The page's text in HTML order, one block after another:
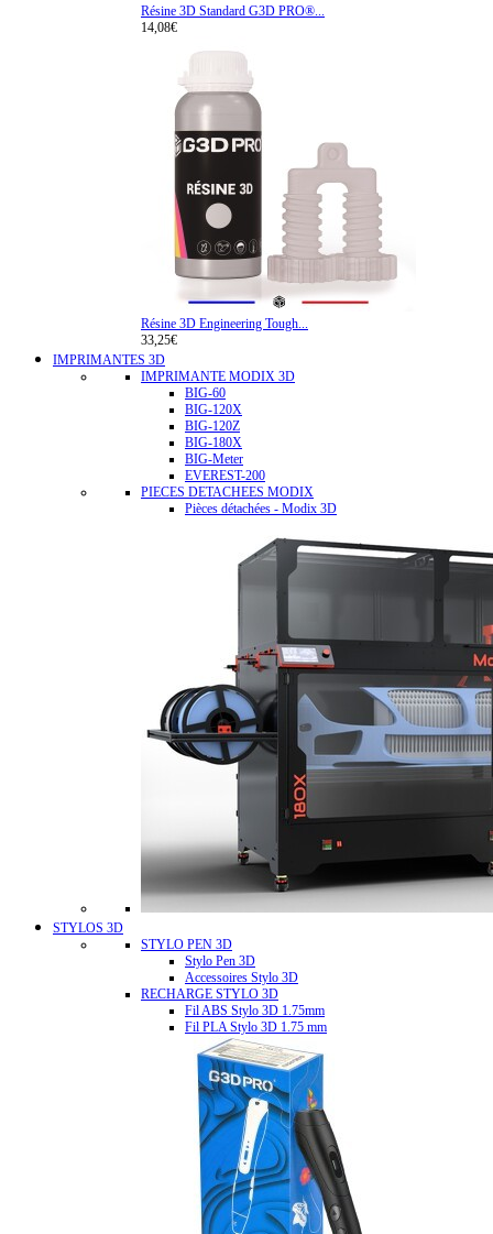
Résine 3D Standard G3D PRO®...
14,08€
Résine 3D Engineering Tough...
33,25€
IMPRIMANTES 3D
IMPRIMANTE MODIX 3D
BIG-60
BIG-120X
BIG-120Z
BIG-180X
BIG-Meter
EVEREST-200
PIECES DETACHEES MODIX
Pièces détachées - Modix 3D
STYLOS 3D
STYLO PEN 3D
Stylo Pen 3D
Accessoires Stylo 3D
RECHARGE STYLO 3D
Fil ABS Stylo 3D 1.75mm
Fil PLA Stylo 3D 1.75 mm